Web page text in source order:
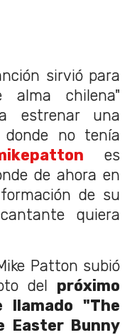
sirvió para
chilena"
estrenar una
no tenía
es
de ahora en
de su
quiera
Patton subió
del próximo
llamado "The
Easter Bunny